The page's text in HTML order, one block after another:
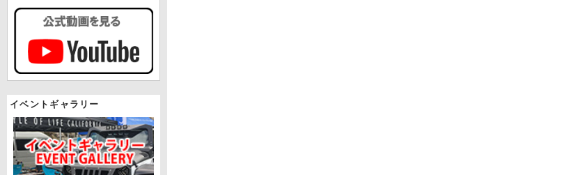
イベントギャラリー